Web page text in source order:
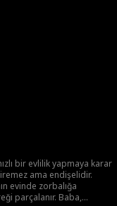
bir evlilik yapmaya karar
ama endişelidir.
evinde zorbalığa
parçalanır. Baba,